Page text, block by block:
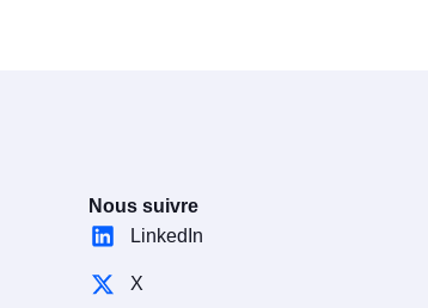
Nous suivre
LinkedIn
X